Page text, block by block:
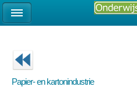
Papier- en kartonindustrie